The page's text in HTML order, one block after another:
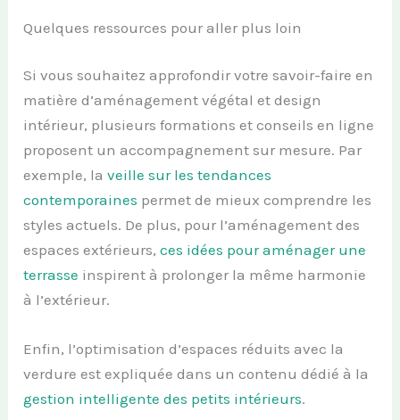
Quelques ressources pour aller plus loin
Si vous souhaitez approfondir votre savoir-faire en
matière d’aménagement végétal et design
intérieur, plusieurs formations et conseils en ligne
proposent un accompagnement sur mesure. Par
exemple, laveille sur les tendances
contemporaines permet de mieux comprendre les
styles actuels. De plus, pour l’aménagement des
espaces extérieurs,ces idées pour aménager une
terrasse inspirent à prolonger la même harmonie
à l’extérieur.
Enfin, l’optimisation d’espaces réduits avec la
verdure est expliquée dans un contenu dédié à la
gestion intelligente des petits intérieurs.